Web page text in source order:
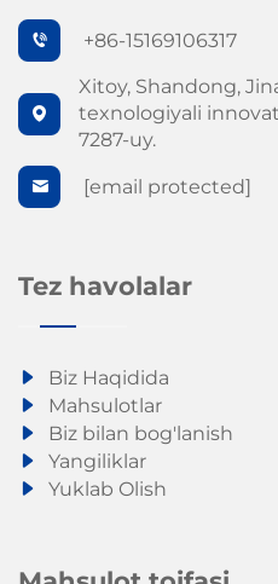
+86-15169106317
Xitoy, Shandong,
texnologiyali
7287-uy.
[email protected]
Tez havolalar
Biz Haqidida
Mahsulotlar
Biz bilan bog'lanish
Yangiliklar
Yuklab Olish